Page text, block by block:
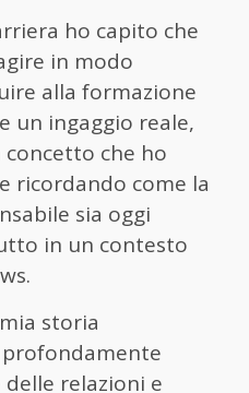
ho capito che
in modo
alla formazione
un ingaggio reale,
concetto che ho
ricordando come la
sia oggi
in un contesto
storia
relazioni e